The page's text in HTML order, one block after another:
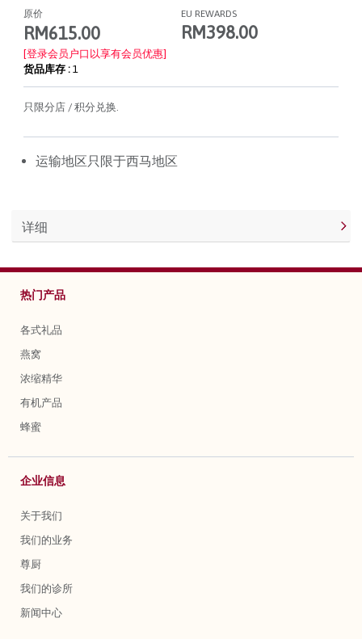
原价
RM615.00
EU REWARDS
RM398.00
[登录会员户口以享有会员优惠]
货品库存 : 1
只限分店 / 积分兑换.
运输地区只限于西马地区
详细
热门产品
各式礼品
燕窝
浓缩精华
有机产品
蜂蜜
企业信息
关于我们
我们的业务
尊厨
我们的诊所
新闻中心